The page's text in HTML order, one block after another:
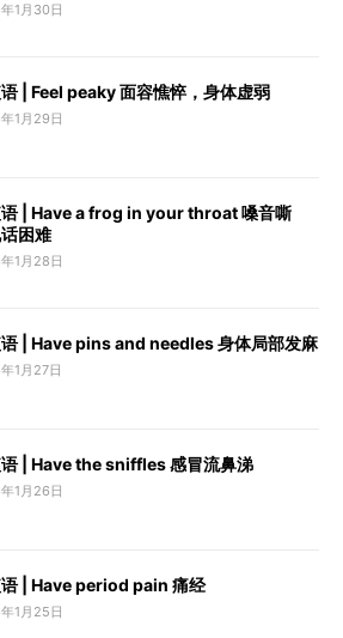
1月30日
| Feel peaky 面容憔悴，身体虚弱
1月29日
| Have a frog in your throat 嗓音嘶
困难
1月28日
| Have pins and needles 身体局部发麻
1月27日
| Have the sniffles 感冒流鼻涕
1月26日
| Have period pain 痛经
1月25日